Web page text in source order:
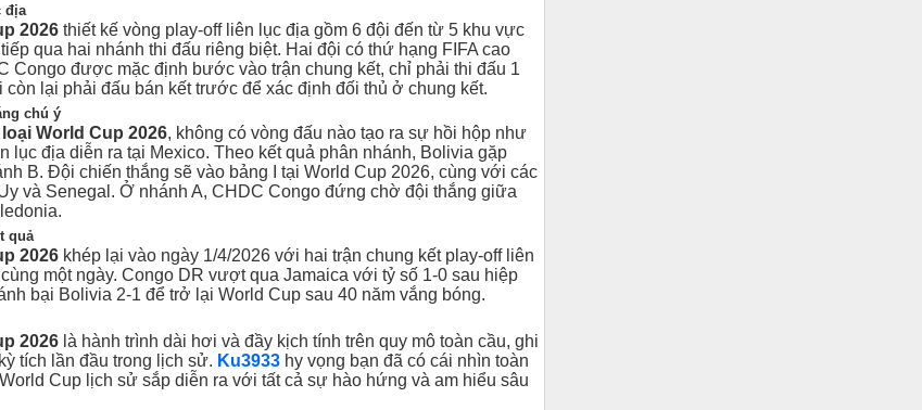
địa
2026 thiết kế vòng play-off liên lục địa gồm 6 đội đến từ 5 khu vực
qua hai nhánh thi đấu riêng biệt. Hai đội có thứ hạng FIFA cao
Congo được mặc định bước vào trận chung kết, chỉ phải thi đấu 1
còn lại phải đấu bán kết trước để xác định đối thủ ở chung kết.
chú ý
World Cup 2026, không có vòng đấu nào tạo ra sự hồi hộp như
lục địa diễn ra tại Mexico. Theo kết quả phân nhánh, Bolivia gặp
B. Đội chiến thắng sẽ vào bảng I tại World Cup 2026, cùng với các
và Senegal. Ở nhánh A, CHDC Congo đứng chờ đội thắng giữa
quả
2026 khép lại vào ngày 1/4/2026 với hai trận chung kết play-off liên
cùng một ngày. Congo DR vượt qua Jamaica với tỷ số 1-0 sau hiệp
bại Bolivia 2-1 để trở lại World Cup sau 40 năm vắng bóng.
2026 là hành trình dài hơi và đầy kịch tính trên quy mô toàn cầu, ghi
tích lần đầu trong lịch sử. Ku3933 hy vọng bạn đã có cái nhìn toàn
Cup lịch sử sắp diễn ra với tất cả sự hào hứng và am hiểu sâu